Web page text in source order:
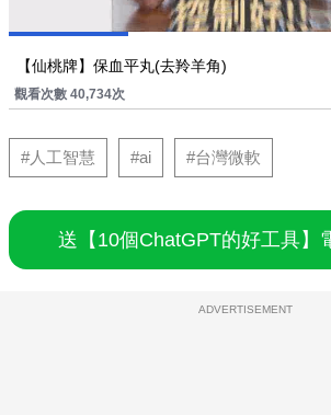
【仙桃牌】保血平丸(去羚羊角)
觀看次數 40,734次
#人工智慧 #ai #台灣微軟
送【10個ChatGPT的好工具】
ADVERTISEMENT